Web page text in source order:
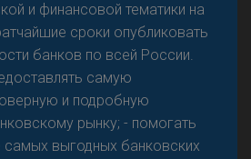
на рынке автокредитов не
- «Интервью»
и финансовой тематики на
сроки опубликовать
банков по всей России.
самую
и подробную
рынку; - помогать
выгодных банковских